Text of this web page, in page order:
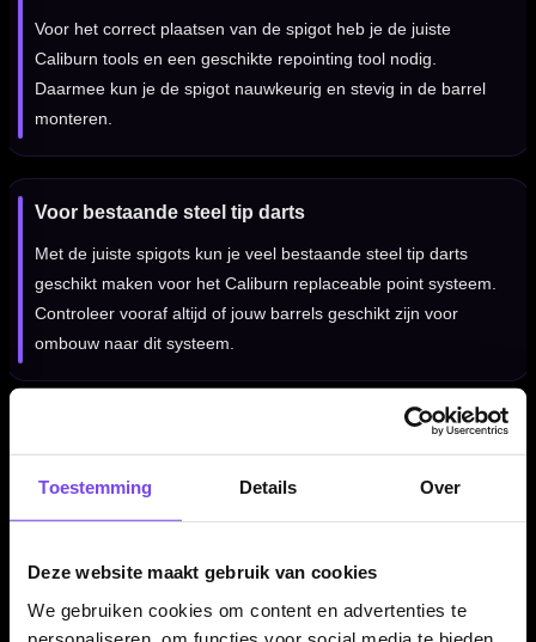
Toestemming Details Over
Deze website maakt gebruik van cookies
We gebruiken cookies om content en advertenties te
Voor het correct plaatsen van de spigot heb je de juiste
Caliburn tools en een geschikte repointing tool nodig.
Daarmee kun je de spigot nauwkeurig en stevig in de barrel
monteren.
Voor bestaande steel tip darts
Met de juiste spigots kun je veel bestaande steel tip darts
geschikt maken voor het Caliburn replaceable point systeem.
Controleer vooraf altijd of jouw barrels geschikt zijn voor
ombouw naar dit systeem.
Deze spigots zijn bedoeld voor Caliburn replaceable
puntensystemen.